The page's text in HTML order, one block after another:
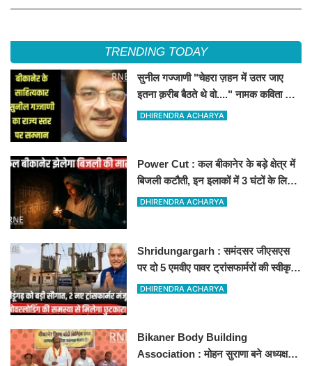
TRENDING TODAY
सुनील गज्जाणी "चेहरा ज़हन में उतर जाए
इतना क़रीब बैठते थे वो...." नामक कविता के
लिए राज्य स्तर पर सम्मानित होंगे
DHIRENDRA ACHARYA
Power Cut : कल बीकानेर के बड़े क्षेत्र में
बिजली कटौती, इन इलाकों में 3 घंटों के लिए
बिजली रहेगी गुल
DHIRENDRA ACHARYA
Shridungargarh : समंदसर जीएसएस
पर दो 5 एमवीए पावर ट्रांसफार्मरों की स्वीकृति,
विधायक ताराचंद सारस्वत के सतत प्रयास
DHIRENDRA ACHARYA
Bikaner Body Building
Association : मोहन सुराणा बने अध्यक्ष;